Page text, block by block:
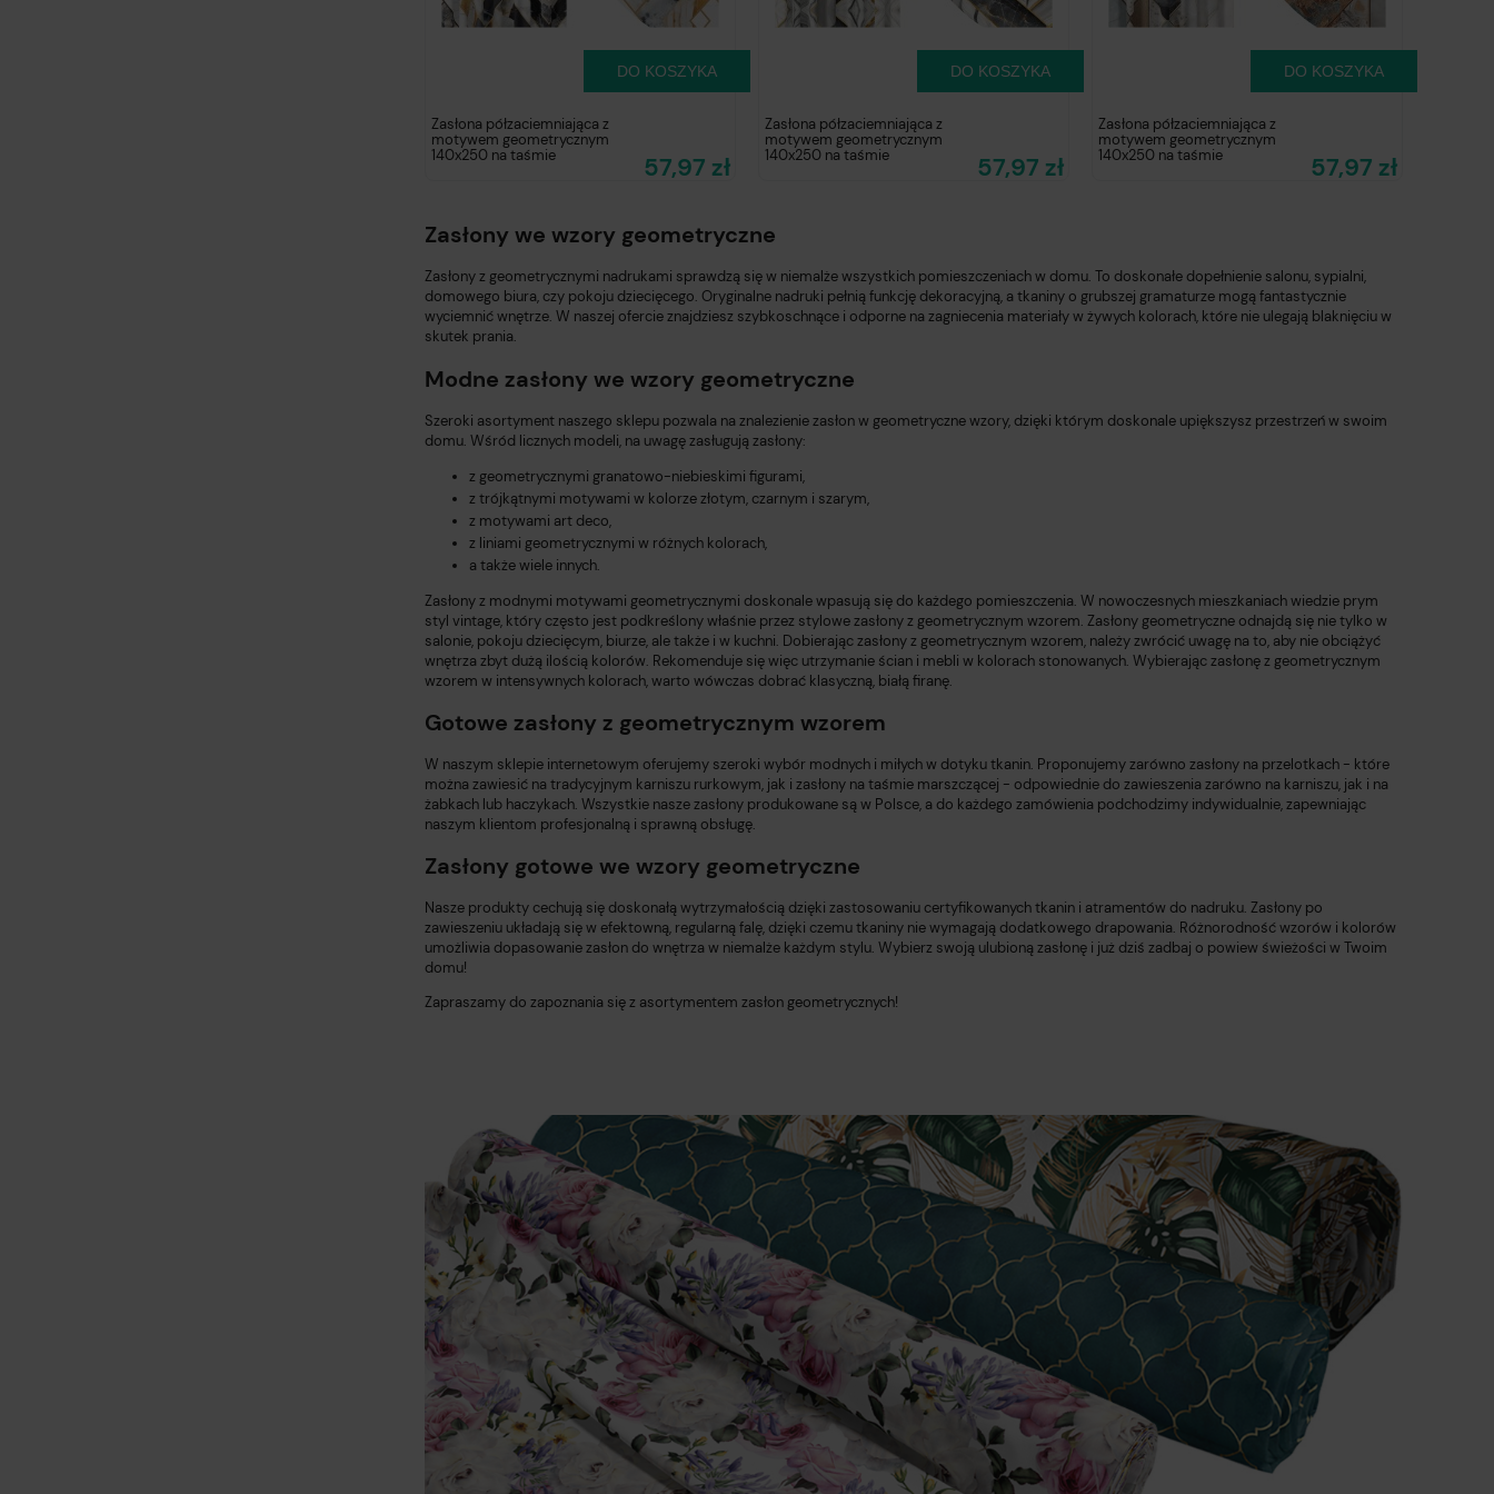
Zasłona półzaciemniająca z
motywem geometrycznym
140x250 na taśmie
57,97 zł
DO KOSZYKA
Zasłona półzaciemniająca z
motywem geometrycznym
140x250 na taśmie
57,97 zł
DO KOSZYKA
Zasłona półzaciemniająca z
motywem geometrycznym
140x250 na taśmie
57,97 zł
DO KOSZYKA
Zasłony we wzory geometryczne
Zasłony z geometrycznymi nadrukami sprawdzą się w niemalże wszystkich pomieszczeniach w domu. To doskonałe dopełnienie salonu, sypialni,
domowego biura, czy pokoju dziecięcego. Oryginalne nadruki pełnią funkcję dekoracyjną, a tkaniny o grubszej gramaturze mogą fantastycznie
wyciemnić wnętrze. W naszej ofercie znajdziesz szybkoschnące i odporne na zagniecenia materiały w żywych kolorach, które nie ulegają blaknięciu w
skutek prania.
Modne zasłony we wzory geometryczne
Szeroki asortyment naszego sklepu pozwala na znalezienie zasłon w geometryczne wzory, dzięki którym doskonale upiększysz przestrzeń w swoim
domu. Wśród licznych modeli, na uwagę zasługują zasłony:
z geometrycznymi granatowo-niebieskimi figurami,
z trójkątnymi motywami w kolorze złotym, czarnym i szarym,
z motywami art deco,
z liniami geometrycznymi w różnych kolorach,
a także wiele innych.
Zasłony z modnymi motywami geometrycznymi doskonale wpasują się do każdego pomieszczenia. W nowoczesnych mieszkaniach wiedzie prym
styl vintage, który często jest podkreślony właśnie przez stylowe zasłony z geometrycznym wzorem. Zasłony geometryczne odnajdą się nie tylko w
salonie, pokoju dziecięcym, biurze, ale także i w kuchni. Dobierając zasłony z geometrycznym wzorem, należy zwrócić uwagę na to, aby nie obciążyć
wnętrza zbyt dużą ilością kolorów. Rekomenduje się więc utrzymanie ścian i mebli w kolorach stonowanych. Wybierając zasłonę z geometrycznym
wzorem w intensywnych kolorach, warto wówczas dobrać klasyczną, białą firanę.
Gotowe zasłony z geometrycznym wzorem
W naszym sklepie internetowym oferujemy szeroki wybór modnych i miłych w dotyku tkanin. Proponujemyzarówno zasłony na przelotkach - które
można zawiesić na tradycyjnym karniszu rurkowym, jak i zasłony na taśmie marszczącej - odpowiednie do zawieszenia zarówno na karniszu, jak i na
żabkach lub haczykach. Wszystkie nasze zasłony produkowane są w Polsce, a do każdego zamówienia podchodzimy indywidualnie, zapewniając
naszym klientom profesjonalną i sprawną obsługę.
Zasłony gotowe we wzory geometryczne
Nasze produkty cechują się doskonałą wytrzymałością dzięki zastosowaniu certyfikowanych tkanin i atramentów do nadruku. Zasłony po
zawieszeniu układają się w efektowną, regularną falę, dzięki czemu tkaniny nie wymagają dodatkowego drapowania. Różnorodność wzorów i kolorów
umożliwia dopasowanie zasłon do wnętrza w niemalże każdym stylu. Wybierz swoją ulubioną zasłonę i już dziś zadbaj o powiew świeżości w Twoim
domu!
Zapraszamy do zapoznania się z asortymentem zasłon geometrycznych!